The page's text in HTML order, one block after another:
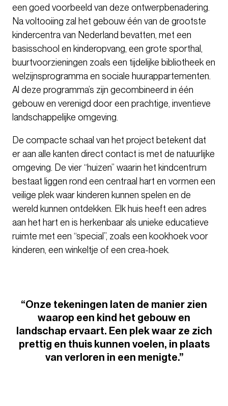
een goed voorbeeld van deze ontwerpbenadering.
Na voltooiing zal het gebouw één van de grootste
kindercentra van Nederland bevatten, met een
basisschool en kinderopvang, een grote sporthal,
buurtvoorzieningen zoals een tijdelijke bibliotheek en
welzijnsprogramma en sociale huurappartementen.
Al deze programma’s zijn gecombineerd in één
gebouw en verenigd door een prachtige, inventieve
landschappelijke omgeving.
De compacte schaal van het project betekent dat
er aan alle kanten direct contact is met de natuurlijke
omgeving. De vier “huizen” waarin het kindcentrum
bestaat liggen rond een centraal hart en vormen een
veilige plek waar kinderen kunnen spelen en de
wereld kunnen ontdekken. Elk huis heeft een adres
aan het hart en is herkenbaar als unieke educatieve
ruimte met een “special”, zoals een kookhoek voor
kinderen, een winkeltje of een crea-hoek.
“Onze tekeningen laten de manier zien
waarop een kind het gebouw en
landschap ervaart. Een plek waar ze zich
prettig en thuis kunnen voelen, in plaats
van verloren in een menigte.”